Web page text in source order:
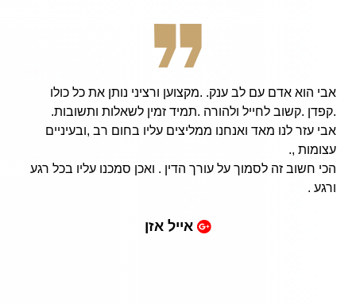
עם לב ענק. .מקצוען ורציני נותן את כל כולו
לחייל ולהורה .תמיד זמין לשאלות ותשובות.
מאד ואנחנו ממליצים עליו בחום רב ,ובעיניים
לסמוך על עורך הדין . ואכן סמכנו עליו בכל רגע